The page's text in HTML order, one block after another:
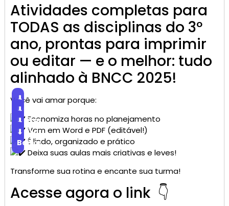
Atividades completas para
TODAS as disciplinas do 3º
ano, prontas para imprimir
ou editar — e o melhor: tudo
alinhado à BNCC 2025!
Você vai amar porque:
⬇
Baixar
Economiza horas no planejamento
⬇
Baixar
Vem em Word e PDF (editável!)
⬇
Baixar
É lindo, organizado e prático
⬇
Baixar
Deixa suas aulas mais criativas e leves!
Transforme sua rotina e encante sua turma!
Acesse agora o link 👇